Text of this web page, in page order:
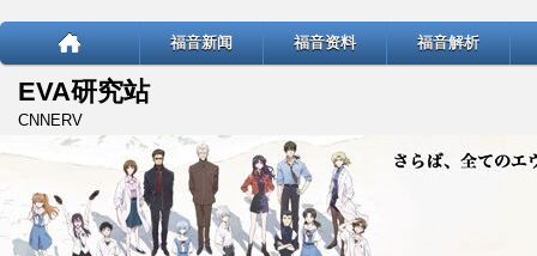
福音新闻 福音资料 福音解析
EVA研究站
CNNERV